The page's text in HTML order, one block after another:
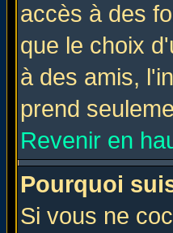
accès à des
que le choix
à des amis,
prend
Revenir en
Pourquoi
Si vous ne